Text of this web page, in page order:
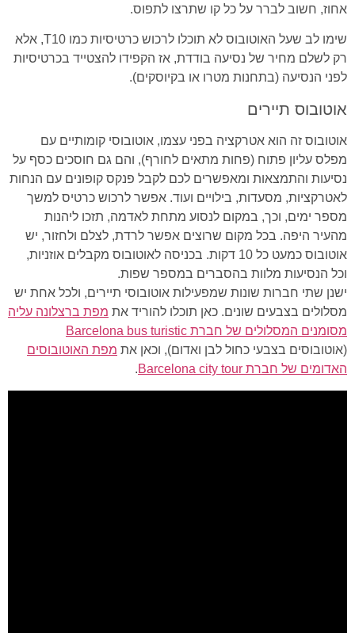
אחוז, חשוב לברר על כל קו שתרצו לתפוס.
שימו לב שעל האוטובוס לא תוכלו לרכוש כרטיסיות כמו T10, אלא
רק לשלם מחיר של נסיעה בודדת, אז הקפידו להצטייד בכרטיסיות
לפני הנסיעה (בתחנות מטרו או בקיוסקים).
אוטובוס תיירים
אוטובוס זה הוא אטרקציה בפני עצמו, אוטובוסי קומותיים עם
מפלס עליון פתוח (פחות מתאים לחורף), והם גם חוסכים כסף על
נסיעות והתמצאות ומאפשרים לכם לקבל פנקס קופונים עם הנחות
לאטרקציות, מסעדות, בילויים ועוד. אפשר לרכוש כרטיס למשך
מספר ימים, וכך, במקום לנסוע מתחת לאדמה, תזכו ליהנות
מהעיר היפה. בכל מקום שרוצים אפשר לרדת, לצלם ולחזור, יש
אוטובוס כמעט כל 10 דקות. בכניסה לאוטובוס מקבלים אוזניות,
וכל הנסיעות מלוות בהסברים במספר שפות.
ישנן שתי חברות שונות שמפעילות אוטובוסי תיירים, ולכל אחת יש
מסלולים בצבעים שונים. כאן תוכלו להוריד את מפת ברצלונה עליה
מסומנים המסלולים של חברת Barcelona bus turistic
(אוטובוסים בצבעי כחול לבן ואדום), וכאן את מפת האוטובוסים
האדומים של חברת Barcelona city tour
.